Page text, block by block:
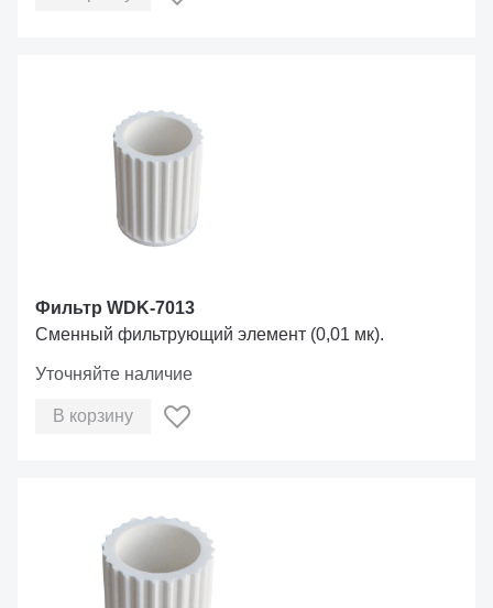
Фильтр WDK-7013
Сменный фильтрующий элемент (0,01 мк).
Уточняйте наличие
В корзину